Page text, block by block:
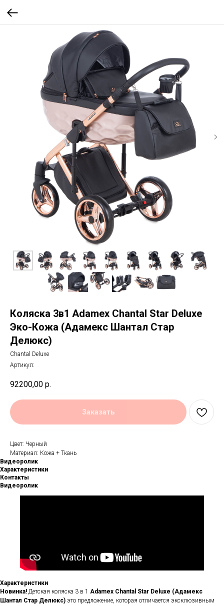
Коляска 3в1 Adamex Chantal Star Deluxe
Эко-Кожа (Адамекс Шантал Стар
Делюкс)
Chantal Deluxe
Артикул:
92200,00 р.
Заказать
Цвет: Черный
Материал: Кожа + Ткань
Видеоролик
Характеристики
Контакты
Видеоролик
Характеристики
Новинка! Детская коляска 3 в 1 Adamex Chantal Star Deluxe (Адамекс
Шантал Стар Делюкс) это предложение, которая отличается эксклюзивным